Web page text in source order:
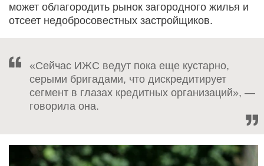
может облагородить рынок загородного жилья и
отсеет недобросовестных застройщиков.
«Сейчас ИЖС ведут пока еще кустарно,
серыми бригадами, что дискредитирует
сегмент в глазах кредитных организаций», —
говорила она.